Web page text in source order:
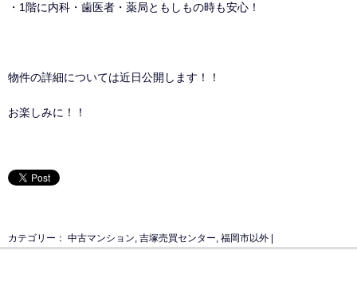
・1階に内科・歯医者・薬局ともしもの時も安心！
物件の詳細については近日公開します！！
お楽しみに！！
カテゴリー： 中古マンション, 吉塚売買センター, 福岡市以外